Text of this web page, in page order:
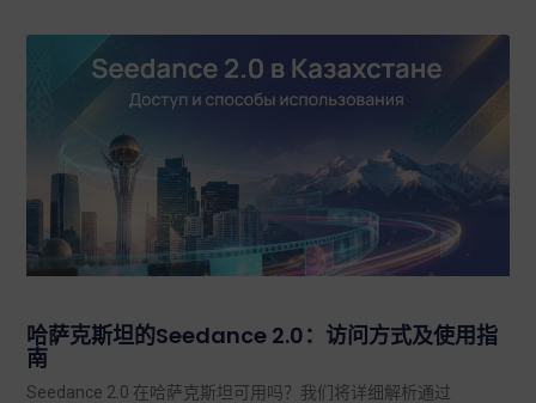
哈萨克斯坦的Seedance 2.0：访问方式及使用指
南
Seedance 2.0 在哈萨克斯坦可用吗？我们将详细解析通过